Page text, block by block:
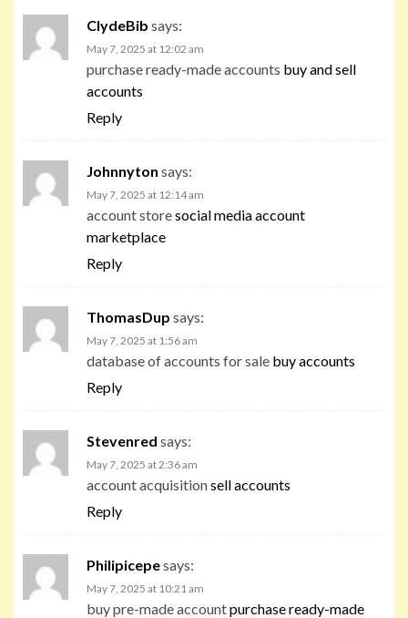
ClydeBib says:
May 7, 2025 at 12:02 am
purchase ready-made accounts buy and sell
accounts
Reply
Johnnyton says:
May 7, 2025 at 12:14 am
account storesocial media account
marketplace
Reply
ThomasDup says:
May 7, 2025 at 1:56 am
database of accounts for sale buy accounts
Reply
Stevenred says:
May 7, 2025 at 2:36 am
account acquisitionsell accounts
Reply
Philipicepesays:
May 7, 2025 at 10:21 am
buy pre-made accountpurchase ready-made